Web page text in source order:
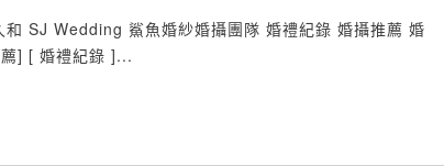
和 SJ Wedding 鯊魚婚紗婚攝團隊 婚禮紀錄 婚攝推薦 婚
] [ 婚禮紀錄 ]...